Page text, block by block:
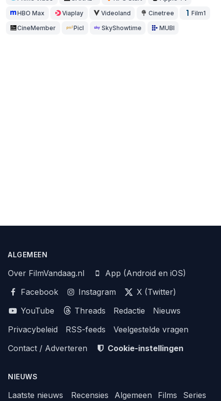
HBO Max Viaplay Videoland Cinetree Film1
CineMember Picl SkyShowtime MUBI
ALGEMEEN
Over FilmVandaag.nl
App (Android en iOS)
Facebook
Instagram
X (Twitter)
YouTube
Threads Redactie
Nieuws
Privacybeleid
RSS-feeds
Veelgestelde vragen
Contact / Adverteren
Cookie-instellingen
NIEUWS
Laatste nieuws Recensies Algemeen Films
Series